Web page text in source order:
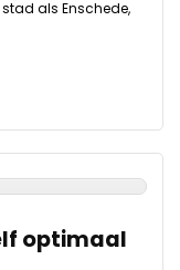
als Enschede,
optimaal